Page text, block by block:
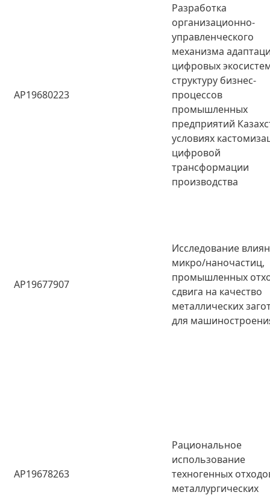
AP19680223
Разработка
организационно-
управленческого
механизма
цифровых
структуру бизнес-
процессов
промышленных
предприятий
условиях
цифровой
трансформации
производства
AP19677907
Исследование
микро/наночастиц,
промышленных
сдвига на качество
металлических
для
AP19678263
Рациональное
использование
техногенных
металлургических